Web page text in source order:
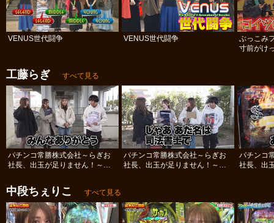
VENUS世代闘争 VENUS世代闘争
ぶっこみ
寸前がけ
工藤らぎ すべて見る
パチンコ常勝株式会社～らぎお
社長、出玉が足りません！～
パチンコ常勝株式会社～らぎお
社長、出玉が足りません！～
パチンコ
社長、出
中段ちぇりこ すべて見る